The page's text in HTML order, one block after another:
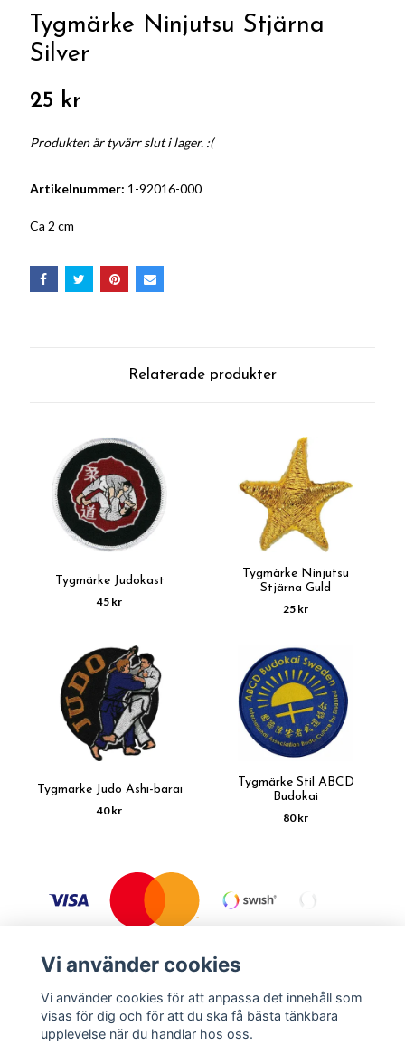
Tygmärke Ninjutsu Stjärna
Silver
25 kr
Produkten är tyvärr slut i lager. :(
Artikelnummer: 1-92016-000
Ca 2 cm
Relaterade produkter
Tygmärke Judokast
45 kr
Tygmärke Ninjutsu
Stjärna Guld
25 kr
Tygmärke Judo Ashi-barai
40 kr
Tygmärke Stil ABCD
Budokai
80 kr
Köpvillkor Kontakt
Vi använder cookies
Vi använder cookies för att anpassa det innehåll som
visas för dig och för att du ska få bästa tänkbara
upplevelse när du handlar hos oss.